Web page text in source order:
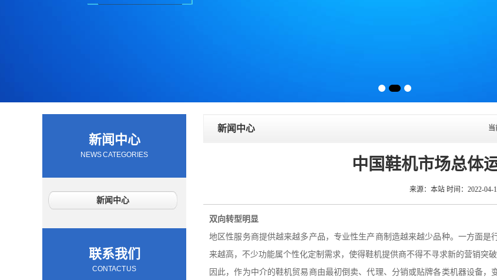
新闻中心
NEWS CATEGORIES
新闻中心
联系我们
CONTACT US
新闻中心 当
中国鞋机市场总体
来源：本站 时间：2022-04-
双向转型明显
地区性服务商提供越来越多产品，专业性生产商制造越来越少品种。一方面是
来越高，不少功能属个性化定制需求，使得鞋机提供商不得不寻求新的营销突破
因此，作为中介的鞋机贸易商由最初倒卖、代理、分销或贴牌各类机器设备